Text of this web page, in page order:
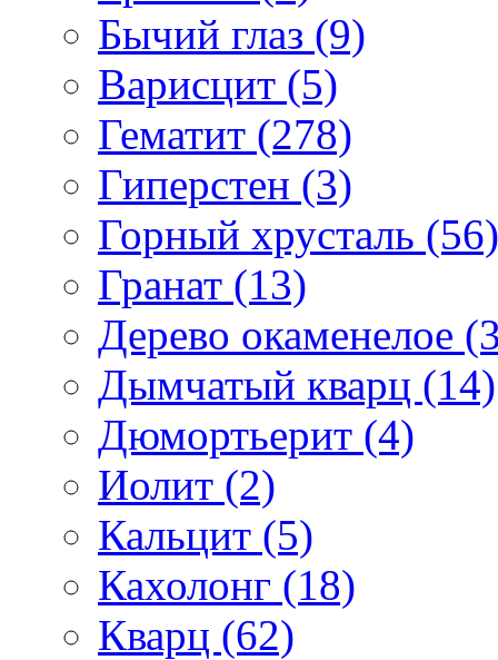
Бычий глаз (9)
Варисцит (5)
Гематит (278)
Гиперстен (3)
Горный хрусталь (56)
Гранат (13)
Дерево окаменелое
Дымчатый кварц (14)
Дюмортьерит (4)
Иолит (2)
Кальцит (5)
Кахолонг (18)
Кварц (62)